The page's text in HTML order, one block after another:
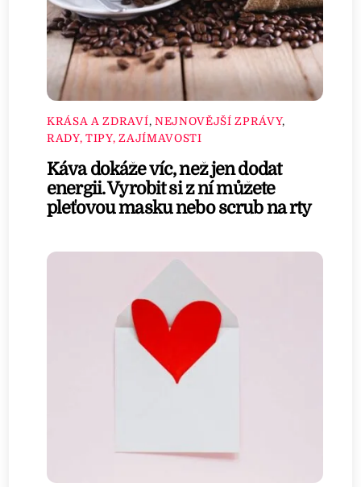
KRÁSA A ZDRAVÍ, NEJNOVĚJŠÍ ZPRÁVY,
RADY, TIPY, ZAJÍMAVOSTI
Káva dokáže víc, než jen dodat
energii. Vyrobit si z ní můžete
pleťovou masku nebo scrub na rty